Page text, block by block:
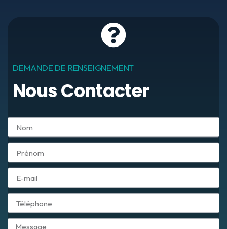
DEMANDE DE RENSEIGNEMENT
Nous Contacter